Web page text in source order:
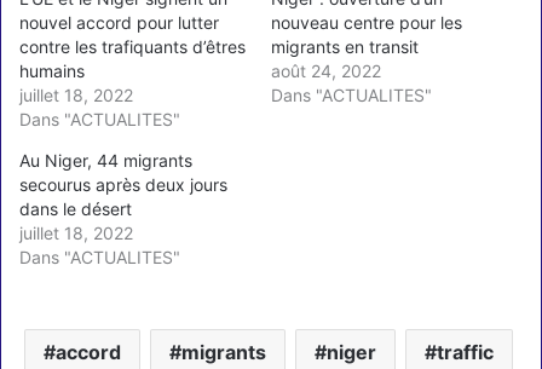
nouvel accord pour lutter
contre les trafiquants d’êtres
humains
juillet 18, 2022
Dans "ACTUALITES"
nouveau centre pour les
migrants en transit
août 24, 2022
Dans "ACTUALITES"
Au Niger, 44 migrants
secourus après deux jours
dans le désert
juillet 18, 2022
Dans "ACTUALITES"
accord migrants niger traffic